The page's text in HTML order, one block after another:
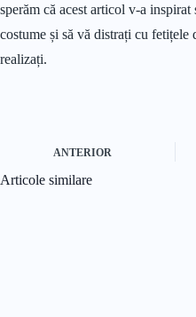
sperăm că acest articol v-a
costume și să vă distrați cu fetițele
realizați.
ANTERIOR
Articole similare